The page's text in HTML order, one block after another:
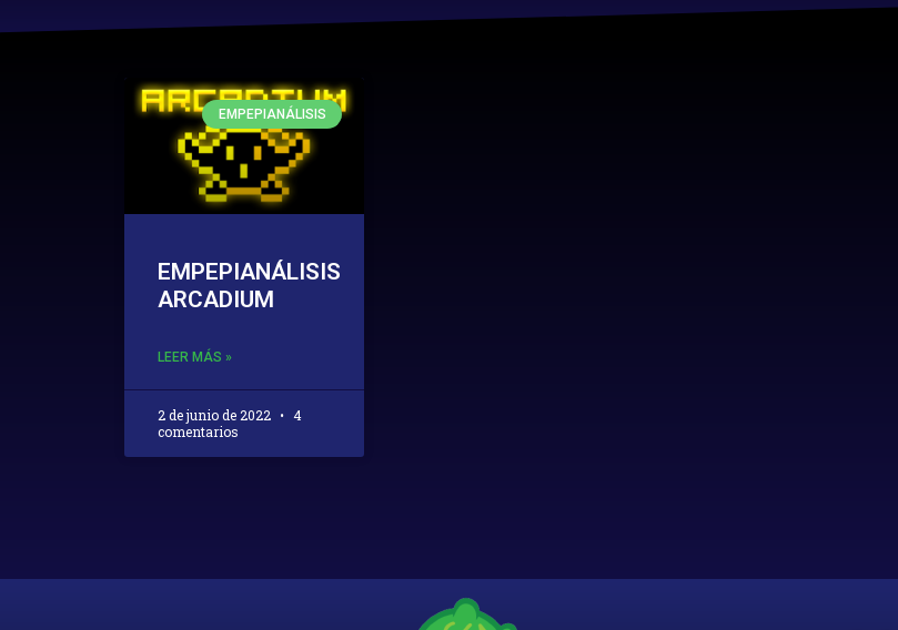
EMPEPIANÁLISIS
EMPEPIANÁLISIS
ARCADIUM
LEER MÁS »
2 de junio de 2022
4
comentarios